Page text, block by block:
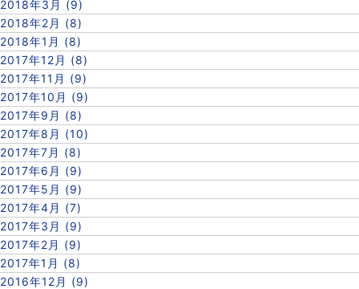
2018年3月 (9)
2018年2月 (8)
2018年1月 (8)
2017年12月 (8)
2017年11月 (9)
2017年10月 (9)
2017年9月 (8)
2017年8月 (10)
2017年7月 (8)
2017年6月 (9)
2017年5月 (9)
2017年4月 (7)
2017年3月 (9)
2017年2月 (9)
2017年1月 (8)
2016年12月 (9)